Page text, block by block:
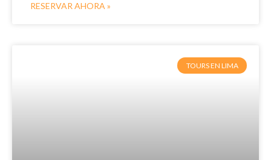
RESERVAR AHORA »
TOURS EN LIMA